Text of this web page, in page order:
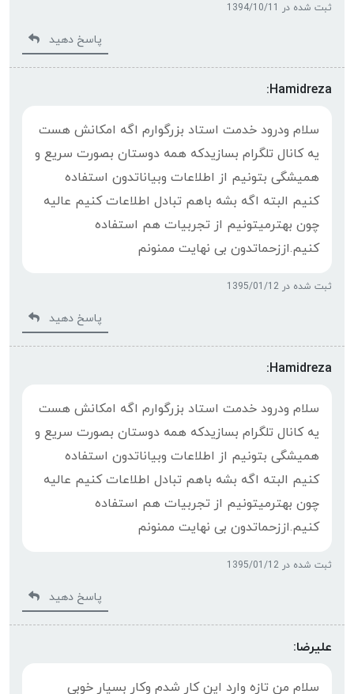
ثبت شده در 1394/10/11
پاسخ دهید
Hamidreza:
سلام ودرود خدمت استاد بزرگوارم اگه امکانش هست
یه کانال تلگرام بسازیدکه همه دوستان بصورت سریع و
همیشگی بتونیم از اطلاعات وبیاناتدون استفاده
کنیم البته اگه بشه باهم تبادل اطلاعات کنیم عالیه
چون بهترمیتونیم از تجربیات هم استفاده
کنیم.اززحماتدون بی نهایت ممنونم
ثبت شده در 1395/01/12
پاسخ دهید
Hamidreza:
سلام ودرود خدمت استاد بزرگوارم اگه امکانش هست
یه کانال تلگرام بسازیدکه همه دوستان بصورت سریع و
همیشگی بتونیم از اطلاعات وبیاناتدون استفاده
کنیم البته اگه بشه باهم تبادل اطلاعات کنیم عالیه
چون بهترمیتونیم از تجربیات هم استفاده
کنیم.اززحماتدون بی نهایت ممنونم
ثبت شده در 1395/01/12
پاسخ دهید
علیرضا:
سلام من تازه وارد این کار شدم وکار بسیار خوبی